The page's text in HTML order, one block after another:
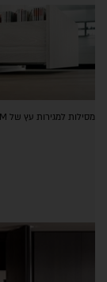
מסילות למגירות עץ של BLUM